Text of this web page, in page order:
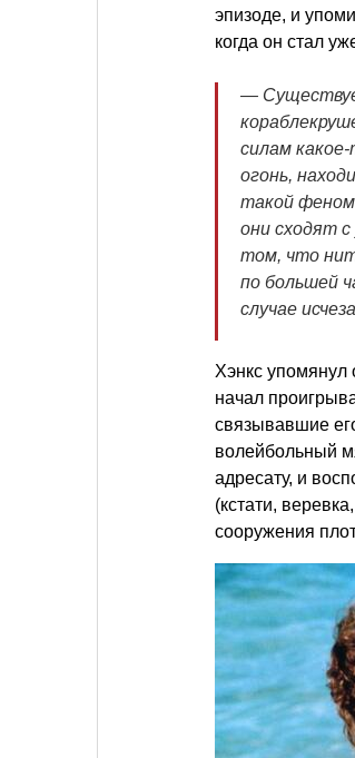
эпизоде, и
когда он стал
—
силам
огонь,
такой
они сходят с
том, что
по большей
случае
Хэнкс упомянул
начал
связывавшие
волейбольный
адресату, и
(кстати,
сооружения